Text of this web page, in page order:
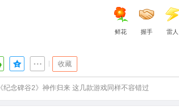
鲜花 握手 雷人
收藏
《纪念碑谷2》神作归来 这几款游戏同样不容错过